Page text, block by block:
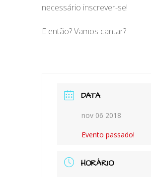
necessário inscrever-se!
E então? Vamos cantar?
DATA
nov 06 2018
Evento passado!
HORÁRIO